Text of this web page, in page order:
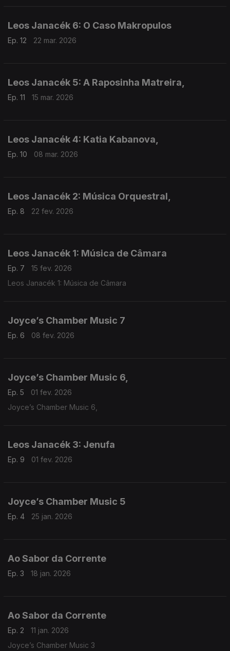
Leos Janacék 6: O Caso Makropulos
Ep. 12 22 mar. 2026
Leos Janacék 5: A Raposinha Matreira,
Ep. 11 15 mar. 2026
Leos Janacék 4: Katia Kabanova,
Ep. 10 08 mar. 2026
Leos Janacék 2: Música Orquestral,
Ep. 8 22 fev. 2026
Leos Janacék 1: Música de Câmara
Ep. 7
15 fev. 2026
Leos Janacék 1: Música de Câmara
Joyce’s Chamber Music 7
Ep. 6 08 fev. 2026
Joyce’s Chamber Music 6,
Ep. 5
01 fev. 2026
Joyce’s Chamber Music 6,
Leos Janacék 3: Jenufa
Ep. 9 01 fev. 2026
Joyce’s Chamber Music 5
Ep. 4 25 jan. 2026
Ao Sabor da Corrente
Ep. 3 18 jan. 2026
Ao Sabor da Corrente
Ep. 2
11 jan. 2026
Joyce’s Chamber Music 3